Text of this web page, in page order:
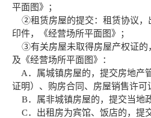
平面图》；
②租赁房屋的提交：租赁协议，
印件，《经营场所平面图》；
③有关房屋未取得房屋产权证的
及《经营场所平面图》：
A．属城镇房屋的，提交房地产
证明）、购房合同、房屋销售许可
B．属非城镇房屋的，提交当地
C．出租房为宾馆、饭店的，提